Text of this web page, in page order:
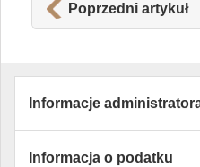
Poprzedni artykuł
Informacje
Informacja o podatku